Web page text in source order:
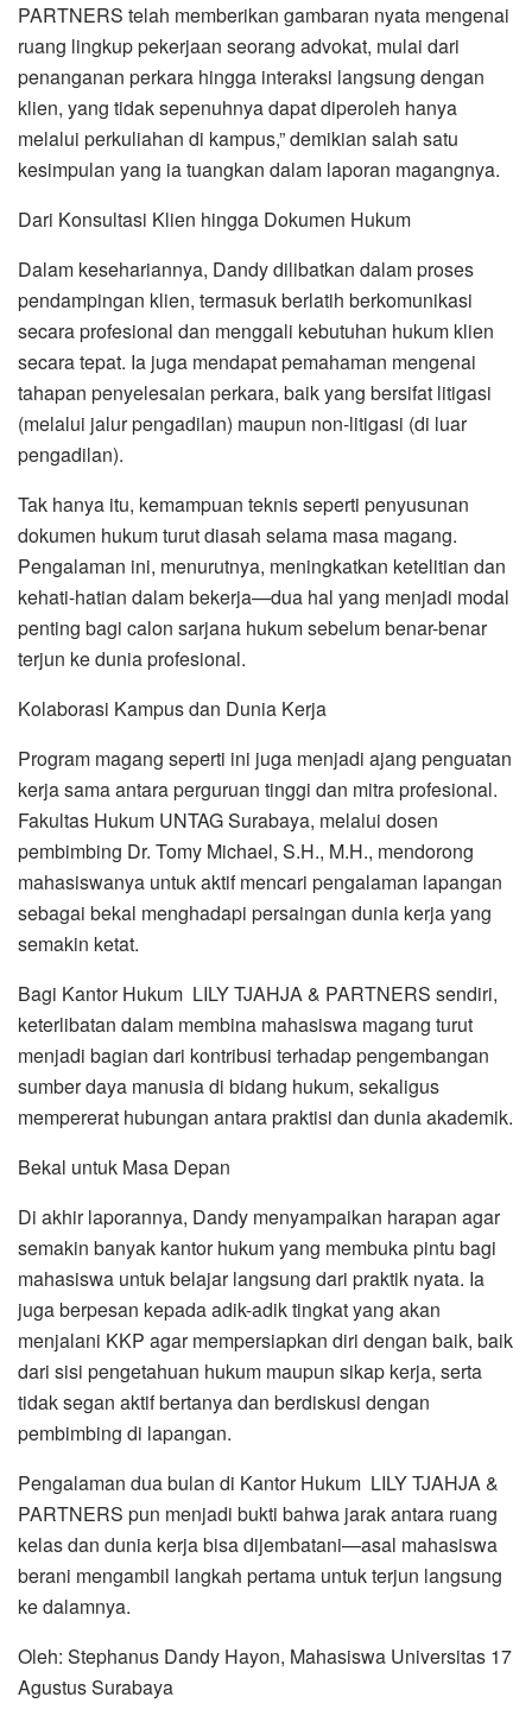
PARTNERS telah memberikan gambaran nyata mengenai
ruang lingkup pekerjaan seorang advokat, mulai dari
penanganan perkara hingga interaksi langsung dengan
klien, yang tidak sepenuhnya dapat diperoleh hanya
melalui perkuliahan di kampus,” demikian salah satu
kesimpulan yang ia tuangkan dalam laporan magangnya.
Dari Konsultasi Klien hingga Dokumen Hukum
Dalam kesehariannya, Dandy dilibatkan dalam proses
pendampingan klien, termasuk berlatih berkomunikasi
secara profesional dan menggali kebutuhan hukum klien
secara tepat. Ia juga mendapat pemahaman mengenai
tahapan penyelesaian perkara, baik yang bersifat litigasi
(melalui jalur pengadilan) maupun non-litigasi (di luar
pengadilan).
Tak hanya itu, kemampuan teknis seperti penyusunan
dokumen hukum turut diasah selama masa magang.
Pengalaman ini, menurutnya, meningkatkan ketelitian dan
kehati-hatian dalam bekerja—dua hal yang menjadi modal
penting bagi calon sarjana hukum sebelum benar-benar
terjun ke dunia profesional.
Kolaborasi Kampus dan Dunia Kerja
Program magang seperti ini juga menjadi ajang penguatan
kerja sama antara perguruan tinggi dan mitra profesional.
Fakultas Hukum UNTAG Surabaya, melalui dosen
pembimbing Dr. Tomy Michael, S.H., M.H., mendorong
mahasiswanya untuk aktif mencari pengalaman lapangan
sebagai bekal menghadapi persaingan dunia kerja yang
semakin ketat.
Bagi Kantor Hukum LILY TJAHJA & PARTNERS sendiri,
keterlibatan dalam membina mahasiswa magang turut
menjadi bagian dari kontribusi terhadap pengembangan
sumber daya manusia di bidang hukum, sekaligus
mempererat hubungan antara praktisi dan dunia akademik.
Bekal untuk Masa Depan
Di akhir laporannya, Dandy menyampaikan harapan agar
semakin banyak kantor hukum yang membuka pintu bagi
mahasiswa untuk belajar langsung dari praktik nyata. Ia
juga berpesan kepada adik-adik tingkat yang akan
menjalani KKP agar mempersiapkan diri dengan baik, baik
dari sisi pengetahuan hukum maupun sikap kerja, serta
tidak segan aktif bertanya dan berdiskusi dengan
pembimbing di lapangan.
Pengalaman dua bulan di Kantor Hukum LILY TJAHJA &
PARTNERS pun menjadi bukti bahwa jarak antara ruang
kelas dan dunia kerja bisa dijembatani—asal mahasiswa
berani mengambil langkah pertama untuk terjun langsung
ke dalamnya.
Oleh: Stephanus Dandy Hayon, Mahasiswa Universitas 17
Agustus Surabaya